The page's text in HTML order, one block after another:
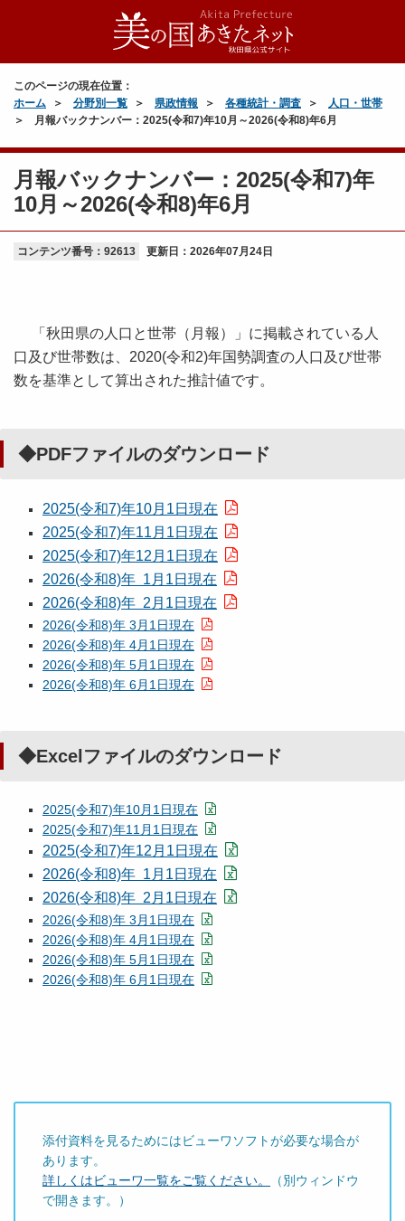
このページの現在位置：
ホーム
分野別一覧 県政情報 各種統計・調査
人口・世帯
月報バックナンバー：2025(令和7)年10月～2026(令和8)年6月
月報バックナンバー：2025(令和7)年
10月～2026(令和8)年6月
コンテンツ番号：92613 更新日： 2026年07月24日
「秋田県の人口と世帯（月報）」に掲載されている人
口及び世帯数は、2020(令和2)年国勢調査の人口及び世帯
数を基準として算出された推計値です。
◆PDFファイルのダウンロード
2025(令和7)年10月1日現在
2025(令和7)年11月1日現在
2025(令和7)年12月1日現在
2026(令和8)年 1月1日現在
2026(令和8)年 2月1日現在
2026(令和8)年 3月1日現在
2026(令和8)年 4月1日現在
2026(令和8)年 5月1日現在
2026(令和8)年 6月1日現在
◆Excelファイルのダウンロード
2025(令和7)年10月1日現在
2025(令和7)年11月1日現在
2025(令和7)年12月1日現在
2026(令和8)年 1月1日現在
2026(令和8)年 2月1日現在
2026(令和8)年 3月1日現在
2026(令和8)年 4月1日現在
2026(令和8)年 5月1日現在
2026(令和8)年 6月1日現在
添付資料を見るためにはビューワソフトが必要な場合が
あります。
詳しくはビューワ一覧をご覧ください。
（別ウィンドウ
で開きます。）